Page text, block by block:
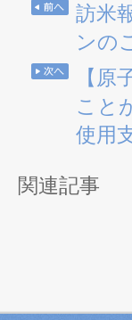
訪米
ンの
【
こと
使用
関連記事